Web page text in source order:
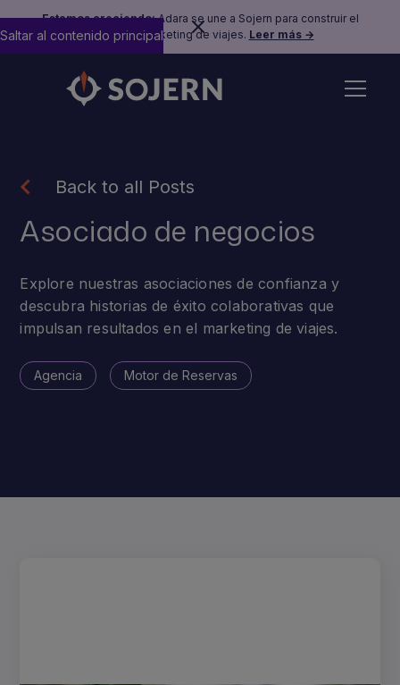
Estamos creciendo:Adara se une a Sojern para construir el
futuro del marketing de viajes. Leer más →
Saltar al contenido principal
Back to all Posts
Asociado de negocios
Explore nuestras asociaciones de confianza y
descubra historias de éxito colaborativas que
impulsan resultados en el marketing de viajes.
Agencia Motor de Reservas